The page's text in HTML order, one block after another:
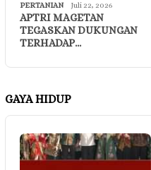
PERTANIAN
Juli 22, 2026
APTRI MAGETAN
TEGASKAN DUKUNGAN
TERHADAP…
GAYA HIDUP